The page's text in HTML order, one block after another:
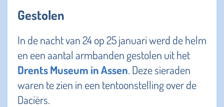
Gestolen
In de nacht van 24 op 25 januari werd de helm
en een aantal armbanden gestolen uit het
Drents Museum in Assen. Deze sieraden
waren te zien in een tentoonstelling over de
Daciërs.